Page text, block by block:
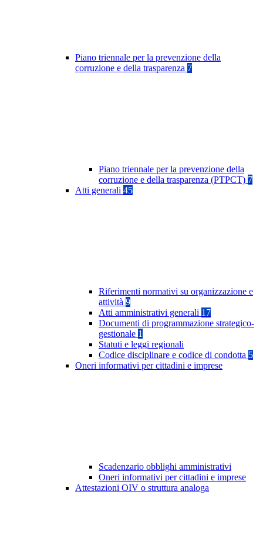
Piano triennale per la prevenzione della
corruzione e della trasparenza 7
Piano triennale per la prevenzione della
corruzione e della trasparenza (PTPCT) 7
Atti generali 45
Riferimenti normativi su organizzazione e
attività 9
Atti amministrativi generali 17
Documenti di programmazione strategico-
gestionale 1
Statuti e leggi regionali
Codice disciplinare e codice di condotta 5
Oneri informativi per cittadini e imprese
Scadenzario obblighi amministrativi
Oneri informativi per cittadini e imprese
Attestazioni OIV o struttura analoga